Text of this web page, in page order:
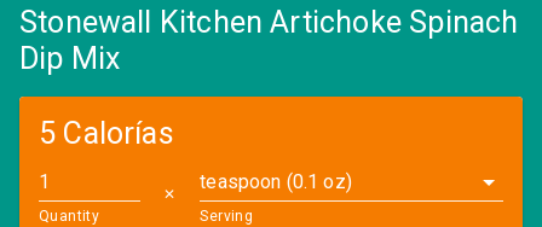
Stonewall Kitchen Artichoke Spinach
Dip Mix
5 Calorías
Quantity
✕
teaspoon (0.1 oz)
Serving